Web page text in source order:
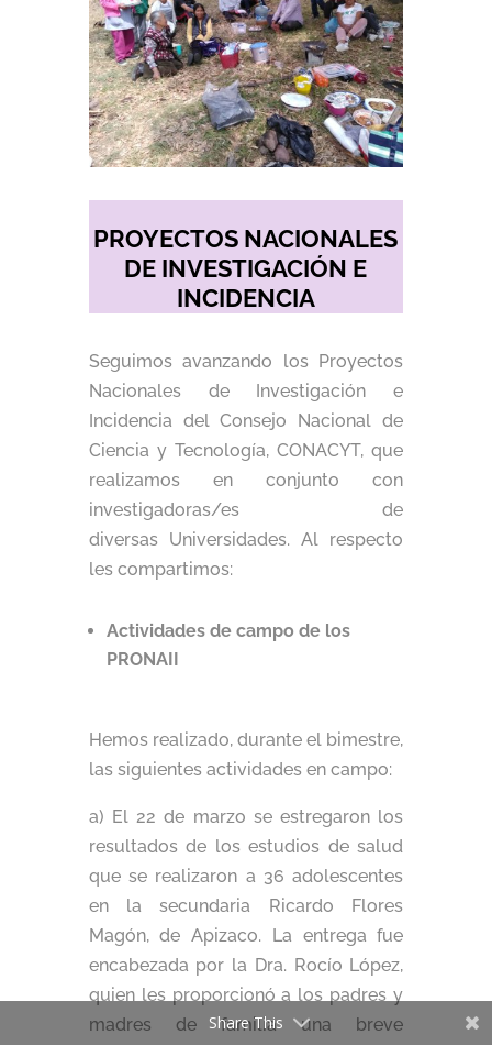
PROYECTOS NACIONALES
DE INVESTIGACIÓN E
INCIDENCIA
Seguimos avanzando los Proyectos
Nacionales de Investigación e
Incidencia del Consejo Nacional de
Ciencia y Tecnología, CONACYT, que
realizamos en conjunto con
investigadoras/es de
diversas Universidades. Al respecto
les compartimos:
Actividades de campo de los
PRONAII
Hemos realizado, durante el bimestre,
las siguientes actividades en campo:
a) El 22 de marzo se estregaron los
resultados de los estudios de salud
que se realizaron a 36 adolescentes
en la secundaria Ricardo Flores
Magón, de Apizaco. La entrega fue
encabezada por la Dra. Rocío López,
quien les proporcionó a los padres y
madres de familia una breve
Share This